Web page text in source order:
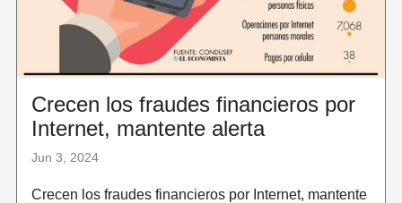
Crecen los fraudes financieros por
Internet, mantente alerta
Jun 3, 2024
Crecen los fraudes financieros por Internet, mantente